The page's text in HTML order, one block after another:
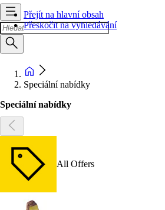
Přejít na hlavní obsah
Přeskočit na vyhledávání
Speciální nabídky
Speciální nabídky
All Offers